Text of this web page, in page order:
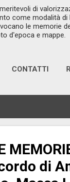
di
come modalità
le memorie
d'epoca e mappe.
CONTATTI
di